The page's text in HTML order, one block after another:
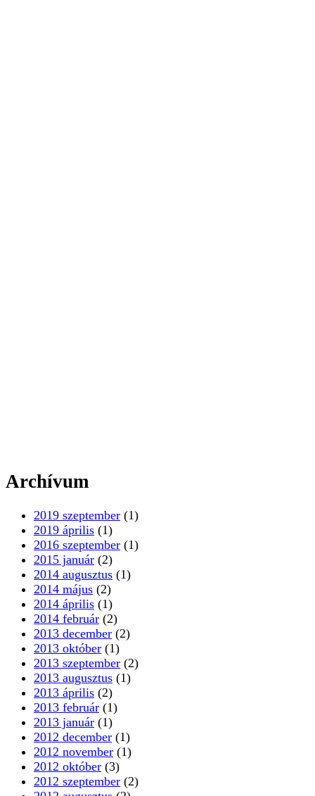
Archívum
2019 szeptember (1)
2019 április (1)
2016 szeptember (1)
2015 január (2)
2014 augusztus (1)
2014 május (2)
2014 április (1)
2014 február (2)
2013 december (2)
2013 október (1)
2013 szeptember (2)
2013 augusztus (1)
2013 április (2)
2013 február (1)
2013 január (1)
2012 december (1)
2012 november (1)
2012 október (3)
2012 szeptember (2)